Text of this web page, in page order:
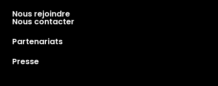
Nous rejoindre
Nous contacter
Partenariats
Presse